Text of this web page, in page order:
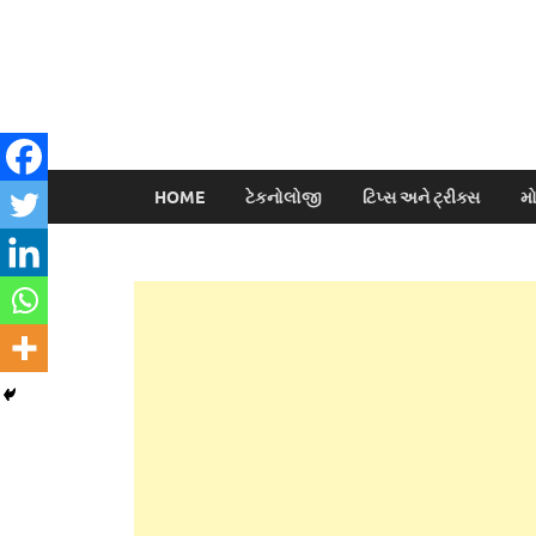
HOME ટેકનોલોજી ટિપ્સ અને ટ્રીક્સ